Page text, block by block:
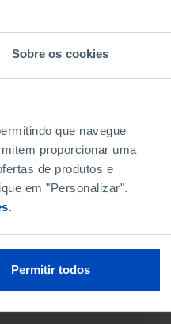
Sobre os cookies
que navegue
proporcionar uma
de produtos e
em "Personalizar".
.
Permitir todos
ORDENAR POR